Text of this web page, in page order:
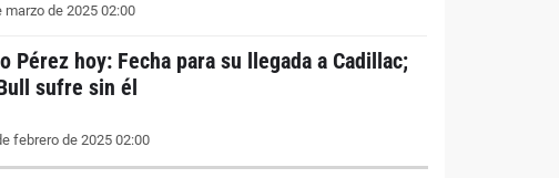
marzo de 2025 02:00
Pérez hoy: Fecha para su llegada a Cadillac;
sufre sin él
febrero de 2025 02:00